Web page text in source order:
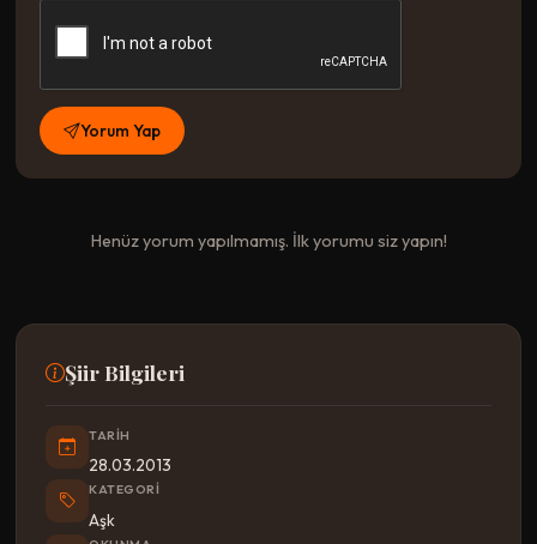
Yorum Yap
Henüz yorum yapılmamış. İlk yorumu siz yapın!
Şiir Bilgileri
TARIH
28.03.2013
KATEGORI
Aşk